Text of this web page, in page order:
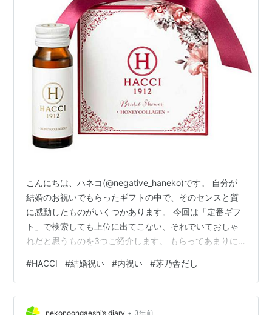
こんにちは、ハネコ(@negative_haneko)です。 自分が
結婚のお祝いでもらったギフトの中で、そのセンスと質
に感動したものがいくつかあります。 今回は「定番ギフ
ト」で検索しても上位に出てこない、それでいておしゃ
れだと思うものを3つご紹介します。 もらってあまりに
して贈っています。(笑) ほっこりスープギフト【モンマ
ルシェ】 感想 高級だしギフト【茅乃舎】 感想 美容ドリ
ンクギフト【HACCI】 感想 さいごに ほっこりスープギ
#HACCI #結婚祝い #内祝い #茅乃舎だし
nekonoongaeshi’s diary • 3年前